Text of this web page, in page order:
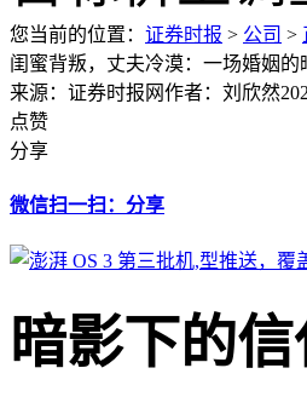
您当前的位置： 证券时报 > 公司 >
闺蜜背叛，丈夫冷漠：一场婚姻的
来源：证券时报网作者：刘欣然
点赞
分享
微信扫一扫：分享
暗影下的